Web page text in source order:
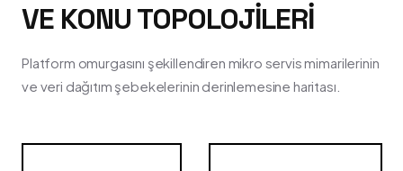
VE KONU TOPOLOJILERI
Platform omurgasını şekillendiren mikro servis mimarilerinin
ve veri dağıtım şebekelerinin derinlemesine haritası.